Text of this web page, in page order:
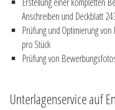
Anschreiben und Deckblatt
Prüfung und Optimierung
pro Stück
Prüfung von
Unterlagenservice auf